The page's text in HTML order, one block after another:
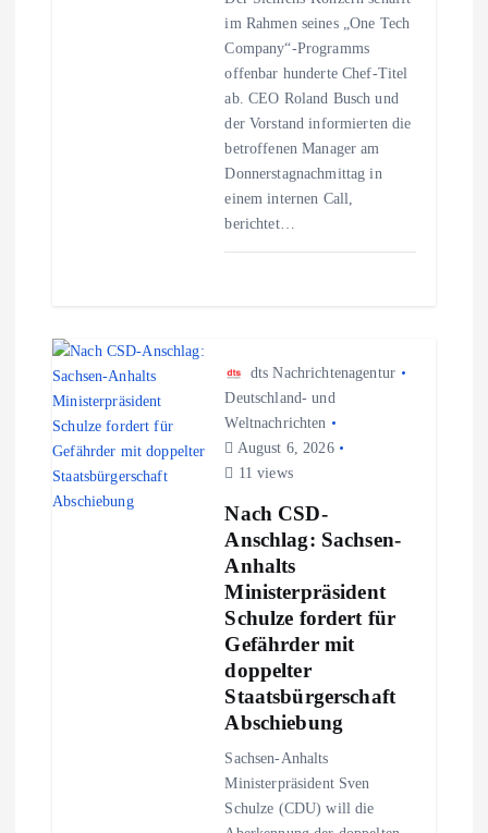
im Rahmen seines „One Tech
Company“-Programms
offenbar hunderte Chef-Titel
ab. CEO Roland Busch und
der Vorstand informierten die
betroffenen Manager am
Donnerstagnachmittag in
einem internen Call,
berichtet…
dts Nachrichtenagentur
Deutschland- und
Weltnachrichten
August 6, 2026
11 views
Nach CSD-
Anschlag: Sachsen-
Anhalts
Ministerpräsident
Schulze fordert für
Gefährder mit
doppelter
Staatsbürgerschaft
Abschiebung
Sachsen-Anhalts
Ministerpräsident Sven
Schulze (CDU) will die